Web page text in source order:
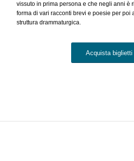
vissuto in prima persona e che negli anni è
forma di vari racconti brevi e poesie per poi
struttura drammaturgica.
Acquista biglietti